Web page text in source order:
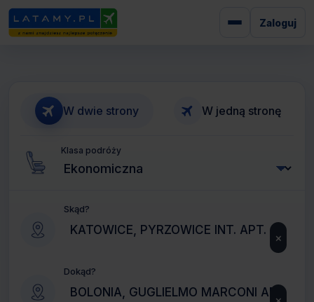
Zaloguj
W dwie strony W jedną stronę
Klasa podróży
Skąd?
×
Dokąd?